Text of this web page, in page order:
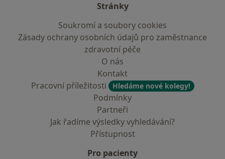
Stránky
Soukromí a soubory cookies
Zásady ochrany osobních údajů pro zaměstnance
zdravotní péče
O nás
Kontakt
Pracovní příležitosti
Hledáme nové kolegy!
Podmínky
Partneři
Jak řadíme výsledky vyhledávání?
Přístupnost
Pro pacienty